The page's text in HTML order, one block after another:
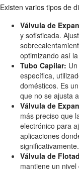
Existen varios tipos de
Válvula de
y sofisticada.
optimizando así
Tubo Capilar:
específica,
domésticos. Es
que no se ajusta
Válvula de
más preciso que
electrónico para
aplicaciones
significativamente.
Válvula de
mantiene un